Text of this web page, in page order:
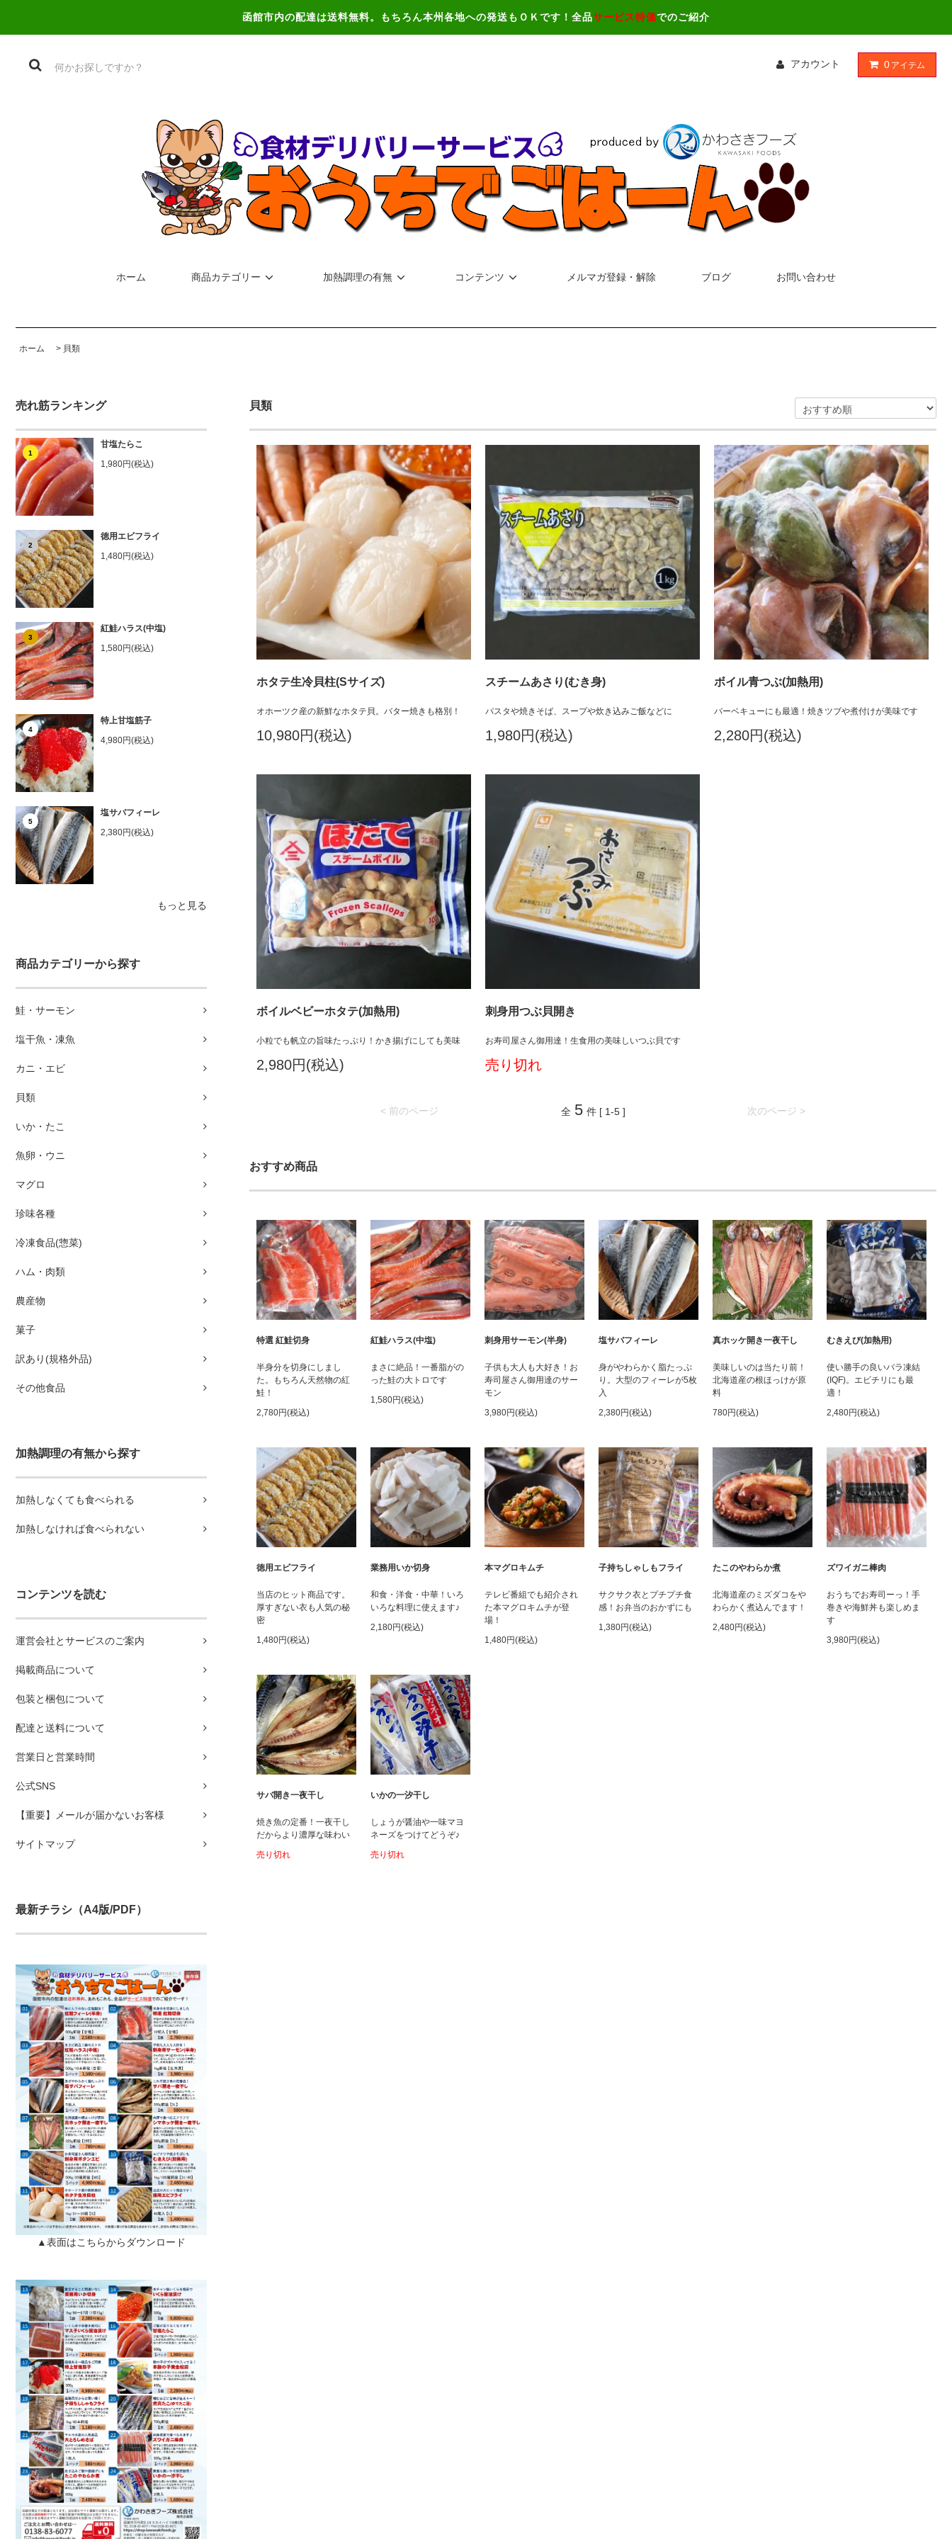
函館市内の配達は送料無料。もちろん本州各地への発送もＯＫです！全品サービス特価でのご紹介
アカウント 0 アイテム
ホーム 商品カテゴリー 加熱調理の有無 コンテンツ メルマガ登録・解除 ブログ お問い合わせ
ホーム > 貝類
売れ筋ランキング
1
甘塩たらこ
1,980円(税込)
2
徳用エビフライ
1,480円(税込)
3
紅鮭ハラス(中塩)
1,580円(税込)
4
特上甘塩筋子
4,980円(税込)
5
塩サバフィーレ
2,380円(税込)
もっと見る
商品カテゴリーから探す
鮭・サーモン
塩干魚・凍魚
カニ・エビ
貝類
いか・たこ
魚卵・ウニ
マグロ
珍味各種
冷凍食品(惣菜)
ハム・肉類
農産物
菓子
訳あり(規格外品)
その他食品
加熱調理の有無から探す
加熱しなくても食べられる
加熱しなければ食べられない
コンテンツを読む
運営会社とサービスのご案内
掲載商品について
包装と梱包について
配達と送料について
営業日と営業時間
公式SNS
【重要】メールが届かないお客様
サイトマップ
最新チラシ（A4版/PDF）
▲表面はこちらからダウンロード
貝類
ホタテ生冷貝柱(Sサイズ)
オホーツク産の新鮮なホタテ貝。バター焼きも格別！
10,980円(税込)
スチームあさり(むき身)
パスタや焼きそば、スープや炊き込みご飯などに
1,980円(税込)
ボイル青つぶ(加熱用)
バーベキューにも最適！焼きツブや煮付けが美味です
2,280円(税込)
ボイルベビーホタテ(加熱用)
小粒でも帆立の旨味たっぷり！かき揚げにしても美味
2,980円(税込)
刺身用つぶ貝開き
お寿司屋さん御用達！生食用の美味しいつぶ貝です
売り切れ
< 前のページ 次のページ >
全 5 件 [ 1-5 ]
おすすめ商品
特選 紅鮭切身
半身分を切身にしまし
た。もちろん天然物の紅
鮭！
2,780円(税込)
紅鮭ハラス(中塩)
まさに絶品！一番脂がの
った鮭の大トロです
1,580円(税込)
刺身用サーモン(半身)
子供も大人も大好き！お
寿司屋さん御用達のサー
モン
3,980円(税込)
塩サバフィーレ
身がやわらかく脂たっぷ
り。大型のフィーレが5枚
入
2,380円(税込)
真ホッケ開き一夜干し
美味しいのは当たり前！
北海道産の根ほっけが原
料
780円(税込)
むきえび(加熱用)
使い勝手の良いバラ凍結
(IQF)。エビチリにも最
適！
2,480円(税込)
徳用エビフライ
当店のヒット商品です。
厚すぎない衣も人気の秘
密
1,480円(税込)
業務用いか切身
和食・洋食・中華！いろ
いろな料理に使えます♪
2,180円(税込)
本マグロキムチ
テレビ番組でも紹介され
た本マグロキムチが登
場！
1,480円(税込)
子持ちしゃしもフライ
サクサク衣とプチプチ食
感！お弁当のおかずにも
1,380円(税込)
たこのやわらか煮
北海道産のミズダコをや
わらかく煮込んでます！
2,480円(税込)
ズワイガニ棒肉
おうちでお寿司ーっ！手
巻きや海鮮丼も楽しめま
す
3,980円(税込)
サバ開き一夜干し
焼き魚の定番！一夜干し
だからより濃厚な味わい
売り切れ
いかの一汐干し
しょうが醤油や一味マヨ
ネーズをつけてどうぞ♪
売り切れ